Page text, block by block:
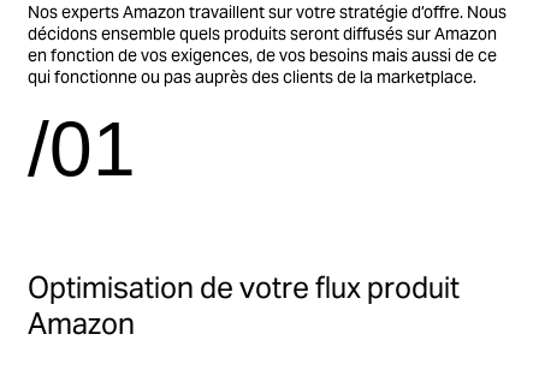
Nos experts Amazon travaillent sur votre stratégie d’offre. Nous
décidons ensemble quels produits seront diffusés sur Amazon
en fonction de vos exigences, de vos besoins mais aussi de ce
qui fonctionne ou pas auprès des clients de la marketplace.
/01
Optimisation de votre flux produit
Amazon